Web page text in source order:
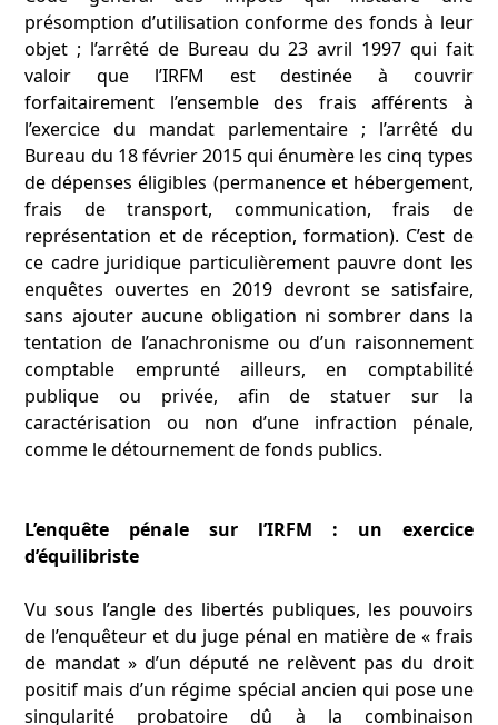
présomption d’utilisation conforme des fonds à leur
objet ; l’arrêté de Bureau du 23 avril 1997 qui fait
valoir que l’IRFM est destinée à couvrir
forfaitairement l’ensemble des frais afférents à
l’exercice du mandat parlementaire ; l’arrêté du
Bureau du 18 février 2015 qui énumère les cinq types
de dépenses éligibles (permanence et hébergement,
frais de transport, communication, frais de
représentation et de réception, formation). C’est de
ce cadre juridique particulièrement pauvre dont les
enquêtes ouvertes en 2019 devront se satisfaire,
sans ajouter aucune obligation ni sombrer dans la
tentation de l’anachronisme ou d’un raisonnement
comptable emprunté ailleurs, en comptabilité
publique ou privée, afin de statuer sur la
caractérisation ou non d’une infraction pénale,
comme le détournement de fonds publics.
L’enquête pénale sur l’IRFM : un exercice
d’équilibriste
Vu sous l’angle des libertés publiques, les pouvoirs
de l’enquêteur et du juge pénal en matière de « frais
de mandat » d’un député ne relèvent pas du droit
positif mais d’un régime spécial ancien qui pose une
singularité probatoire dû à la combinaison